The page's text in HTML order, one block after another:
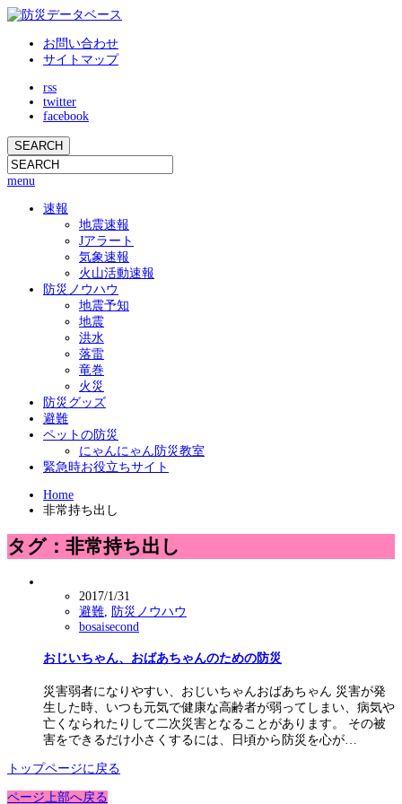
お問い合わせ
サイトマップ
rss
twitter
facebook
menu
速報
地震速報
Jアラート
気象速報
火山活動速報
防災ノウハウ
地震予知
地震
洪水
落雷
竜巻
火災
防災グッズ
避難
ペットの防災
にゃんにゃん防災教室
緊急時お役立ちサイト
Home
非常持ち出し
タグ：非常持ち出し
2017/1/31
避難
防災ノウハウ
bosaisecond
おじいちゃん、おばあちゃんのための防災
災害弱者になりやすい、おじいちゃんおばあちゃん 災害が発
生した時、いつも元気で健康な高齢者が弱ってしまい、病気や
亡くなられたりして二次災害となることがあります。 その被
害をできるだけ小さくするには、日頃から防災を心が…
トップページに戻る
ページ上部へ戻る